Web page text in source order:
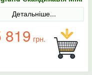
(S 7010 R 90B) 90х200
Детальніше...
819 грн.